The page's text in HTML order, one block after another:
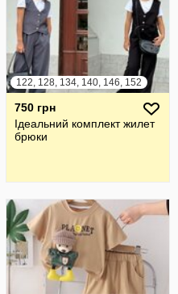
122, 128, 134, 140, 146, 152
750 грн
Ідеальний комплект жилет
брюки